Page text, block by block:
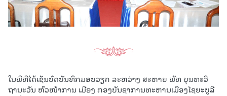
ໃນພິທີໄດ້ເຊັນບົດບັນທຶກມອບວຽກ ລະຫວ່າງ ສະຫາຍ ພັທ ບຸນທະວີ
ຖານະວັນ ຫົວໜ້າການ ເມືອງ ກອງບັນຊາການທະຫານເມືອງໄຊຍະບູລີ